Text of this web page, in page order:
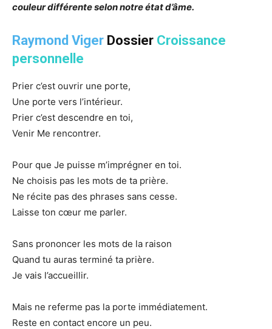
couleur différente selon notre état d’âme.
Raymond Viger Dossier Croissance
personnelle
Prier c’est ouvrir une porte,
Une porte vers l’intérieur.
Prier c’est descendre en toi,
Venir Me rencontrer.
Pour que Je puisse m’imprégner en toi.
Ne choisis pas les mots de ta prière.
Ne récite pas des phrases sans cesse.
Laisse ton cœur me parler.
Sans prononcer les mots de la raison
Quand tu auras terminé ta prière.
Je vais l’accueillir.
Mais ne referme pas la porte immédiatement.
Reste en contact encore un peu.